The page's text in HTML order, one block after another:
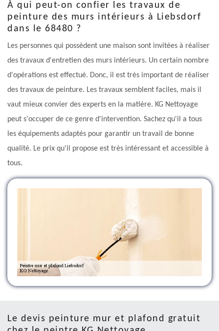
À qui peut-on confier les travaux de
peinture des murs intérieurs à Liebsdorf
dans le 68480 ?
Les personnes qui possèdent une maison sont invitées à réaliser
des travaux d'entretien des murs intérieurs. Un certain nombre
d'opérations est effectué. Donc, il est très important de réaliser
des travaux de peinture. Les travaux semblent faciles, mais il
vaut mieux convier des experts en la matière. KG Nettoyage
peut s'occuper de ce genre d'intervention. Sachez qu'il a tous
les équipements adaptés pour garantir un travail de bonne
qualité. Le prix qu'il propose est très intéressant et accessible à
tous.
Le devis peinture mur et plafond gratuit